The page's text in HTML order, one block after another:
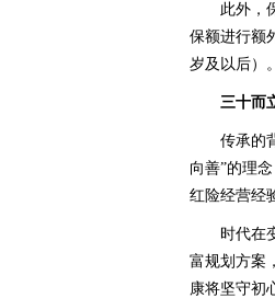
此外，
保额进行额
岁及以后）
三十而
传承的
向善”的理
红险经营经
时代在
富规划方案
康将坚守初